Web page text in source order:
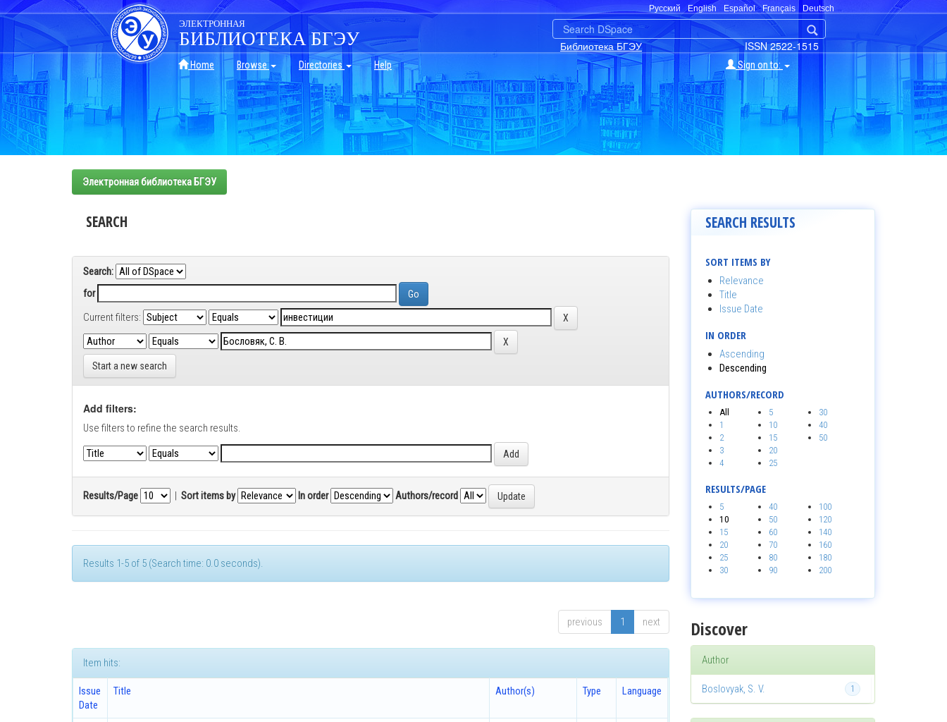
Skip
navigation
Русский English Español Français Deutsch
ISSN 2522-1515
Библиотека БГЭУ
ЭЛЕКТРОННАЯ
БИБЛИОТЕКА БГЭУ
Home Browse Directories Help Sign on to:
Электронная библиотека БГЭУ
SEARCH
Search:
for
Current filters:
Start a new search
Add filters:
Use filters to refine the search results.
Results/Page | Sort items by In order Authors/record
Results 1-5 of 5 (Search time: 0.0 seconds).
previous 1 next
Item hits:
Issue
Date
Title Author(s) Type Language
SEARCH RESULTS
SORT ITEMS BY
Relevance
Title
Issue Date
IN ORDER
Ascending
Descending
AUTHORS/RECORD
All
1
2
3
4
5
10
15
20
25
30
40
50
RESULTS/PAGE
5
10
15
20
25
30
40
50
60
70
80
90
100
120
140
160
180
200
Discover
Author
1
Boslovyak, S. V.